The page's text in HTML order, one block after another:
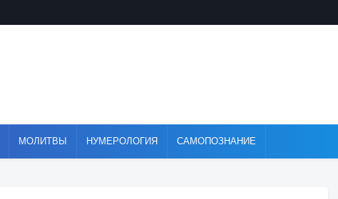
МОЛИТВЫ НУМЕРОЛОГИЯ САМОПОЗНАНИЕ